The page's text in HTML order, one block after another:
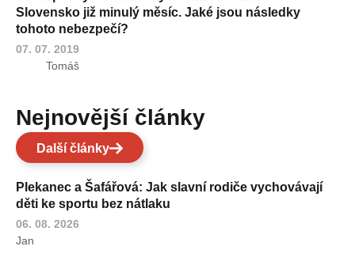
Slovensko již minulý měsíc. Jaké jsou následky
tohoto nebezpečí?
07. 07. 2019
Tomáš
Nejnovější články
Další články
Plekanec a Šafářová: Jak slavní rodiče vychovávají
děti ke sportu bez nátlaku
06. 08. 2026
Jan